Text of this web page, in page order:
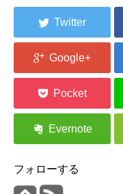
フォローする